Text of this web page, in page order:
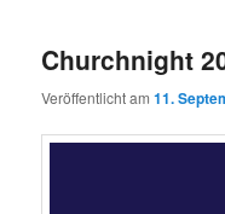
Churchnight
Veröffentlicht am11.